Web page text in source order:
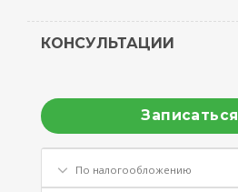
КОНСУЛЬТАЦИИ
Записаться
По налогообложению